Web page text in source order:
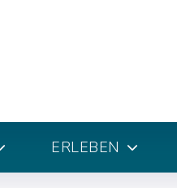
ERLEBEN